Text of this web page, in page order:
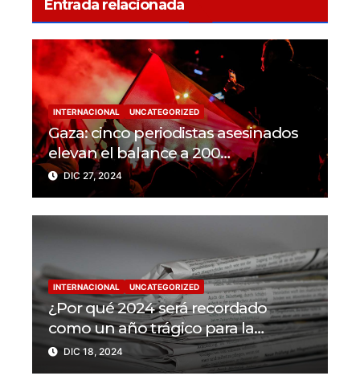
Entrada relacionada
INTERNACIONAL UNCATEGORIZED
Gaza: cinco periodistas asesinados
elevan el balance a 200
trabajadores de la prensa muertos
en 2024
DIC 27, 2024
INTERNACIONAL UNCATEGORIZED
¿Por qué 2024 será recordado
como un año trágico para la
libertad de prensa? Un tercio de los
periodistas asesinados por Israel
DIC 18, 2024